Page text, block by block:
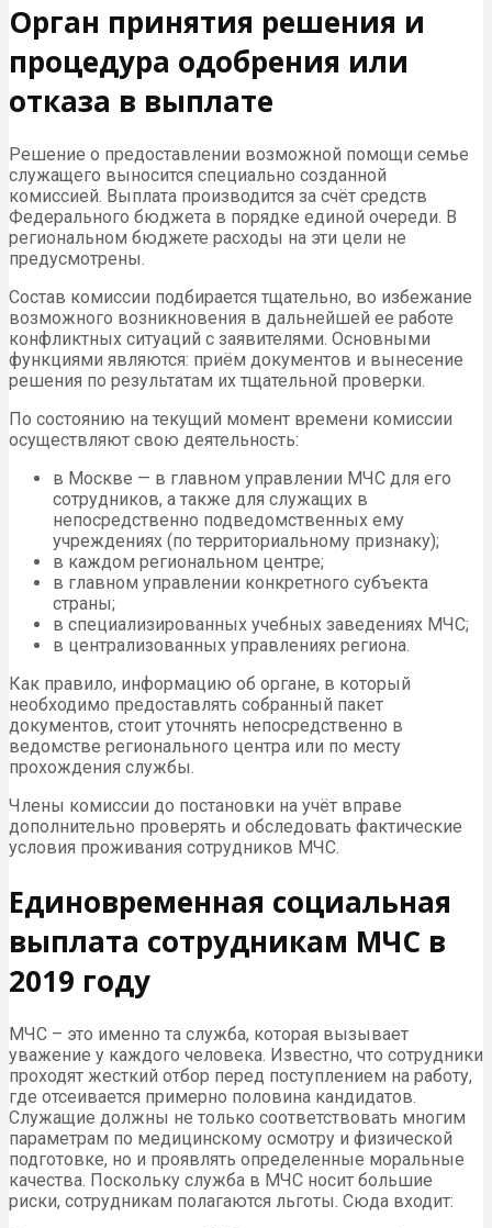
Орган принятия решения и
процедура одобрения или
отказа в выплате
Решение о предоставлении возможной помощи семье
служащего выносится специально созданной
комиссией. Выплата производится за счёт средств
Федерального бюджета в порядке единой очереди. В
региональном бюджете расходы на эти цели не
предусмотрены.
Состав комиссии подбирается тщательно, во избежание
возможного возникновения в дальнейшей ее работе
конфликтных ситуаций с заявителями. Основными
функциями являются: приём документов и вынесение
решения по результатам их тщательной проверки.
По состоянию на текущий момент времени комиссии
осуществляют свою деятельность:
в Москве — в главном управлении МЧС для его
сотрудников, а также для служащих в
непосредственно подведомственных ему
учреждениях (по территориальному признаку);
в каждом региональном центре;
в главном управлении конкретного субъекта
страны;
в специализированных учебных заведениях МЧС;
в централизованных управлениях региона.
Как правило, информацию об органе, в который
необходимо предоставлять собранный пакет
документов, стоит уточнять непосредственно в
ведомстве регионального центра или по месту
прохождения службы.
Члены комиссии до постановки на учёт вправе
дополнительно проверять и обследовать фактические
условия проживания сотрудников МЧС.
Единовременная социальная
выплата сотрудникам МЧС в
2019 году
МЧС – это именно та служба, которая вызывает
уважение у каждого человека. Известно, что сотрудники
проходят жесткий отбор перед поступлением на работу,
где отсеивается примерно половина кандидатов.
Служащие должны не только соответствовать многим
параметрам по медицинскому осмотру и физической
подготовке, но и проявлять определенные моральные
качества. Поскольку служба в МЧС носит большие
риски, сотрудникам полагаются льготы. Сюда входит: